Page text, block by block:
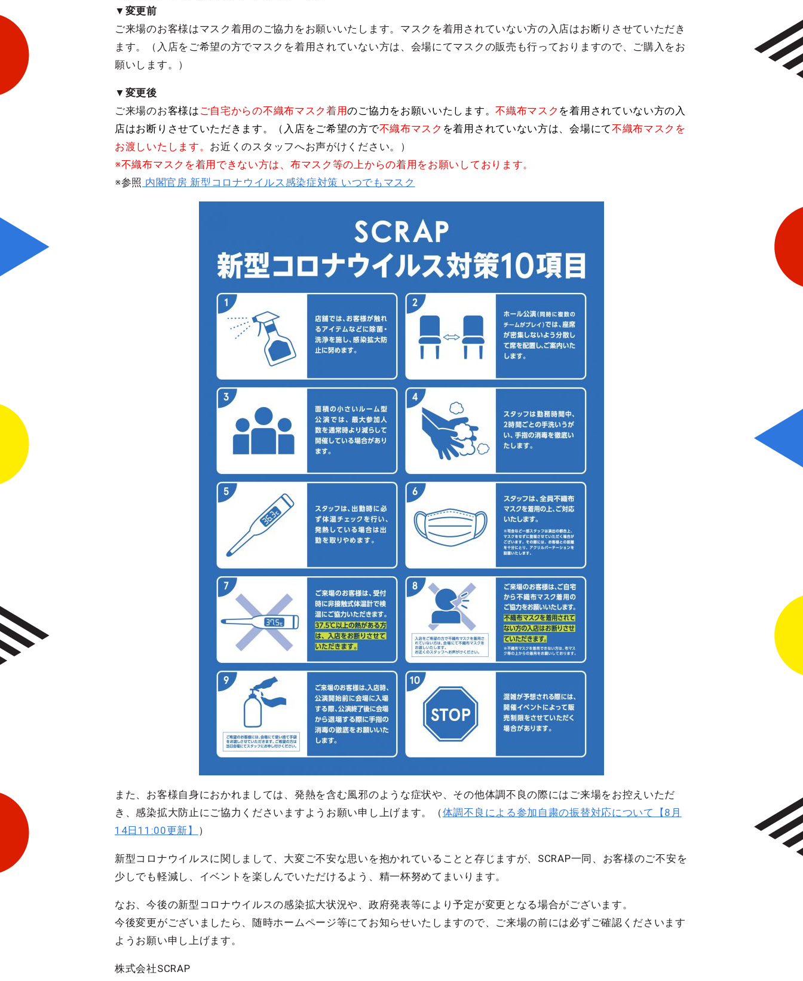
▼変更前
ご来場のお客様はマスク着用のご協力をお願いいたします。マスクを着用されていない方の入店はお断りさせていただき
ます。（入店をご希望の方でマスクを着用されていない方は、会場にてマスクの販売も行っておりますので、ご購入をお
願いします。）
▼変更後
ご来場のお客様は ご自宅からの不織布マスク着用のご協力をお願いいたします。不織布マスク を着用されていない方の入
店はお断りさせていただきます。（入店をご希望の方で不織布マスク を着用されていない方は、会場にて不織布マスクを
お渡しいたします。 お近くのスタッフへお声がけください。）
※不織布マスクを着用できない方は、布マスク等の上からの着用をお願いしております。
※参照 内閣官房 新型コロナウイルス感染症対策 いつでもマスク
また、お客様自身におかれましては、発熱を含む風邪のような症状や、その他体調不良の際にはご来場をお控えいただ
き、感染拡大防止にご協力くださいますようお願い申し上げます。（体調不良による参加自粛の振替対応について【8月
14日11:00更新】
）
新型コロナウイルスに関しまして、大変ご不安な思いを抱かれていることと存じますが、SCRAP一同、お客様のご不安を
少しでも軽減し、イベントを楽しんでいただけるよう、精一杯努めてまいります。
なお、今後の新型コロナウイルスの感染拡大状況や、政府発表等により予定が変更となる場合がございます。
今後変更がございましたら、随時ホームページ等にてお知らせいたしますので、ご来場の前には必ずご確認くださいます
ようお願い申し上げます。
株式会社SCRAP